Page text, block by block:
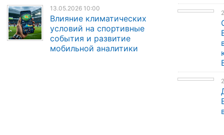
13.05.2026 10:00
Влияние климатических
условий на спортивные
события и развитие
мобильной аналитики